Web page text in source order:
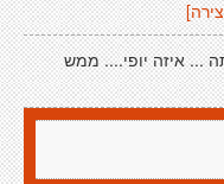
איזה יופי.... ממש